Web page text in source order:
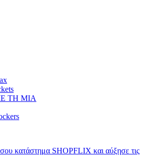
ΤΗ ΜΙΑ
κατάστημα SHOPFLIX και αύξησε τις